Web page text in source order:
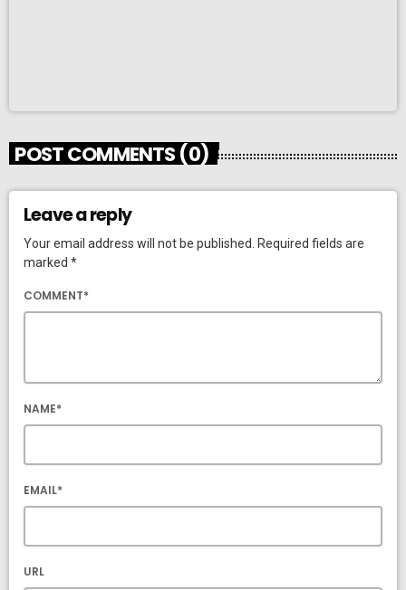
POST COMMENTS (0)
Leave a reply
Your email address will not be published. Required fields are
marked *
COMMENT*
NAME*
EMAIL*
URL